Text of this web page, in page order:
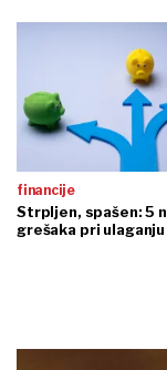
financije
Strpljen, spašen: 5
grešaka pri